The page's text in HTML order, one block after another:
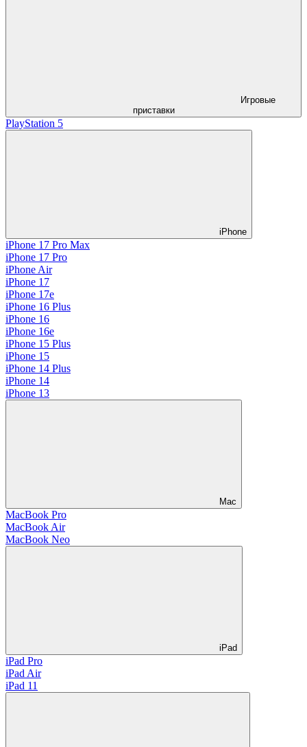
Игровые
приставки
PlayStation 5
iPhone
iPhone 17 Pro Max
iPhone 17 Pro
iPhone Air
iPhone 17
iPhone 17e
iPhone 16 Plus
iPhone 16
iPhone 16e
iPhone 15 Plus
iPhone 15
iPhone 14 Plus
iPhone 14
iPhone 13
Mac
MacBook Pro
MacBook Air
MacBook Neo
iPad
iPad Pro
iPad Air
iPad 11